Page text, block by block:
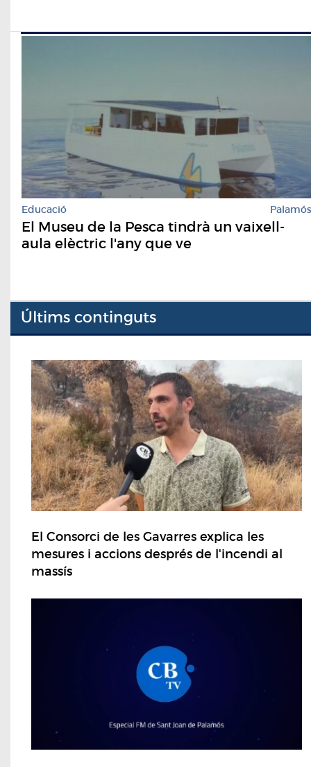
Educació Palamós
El Museu de la Pesca tindrà un vaixell-
aula elèctric l'any que ve
Últims continguts
El Consorci de les Gavarres explica les
mesures i accions després de l'incendi al
massís